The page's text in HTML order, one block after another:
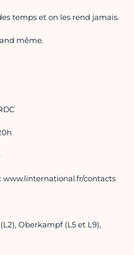
temps et on les rend jamais.
même.
contacts
Oberkampf (L5 et L9),